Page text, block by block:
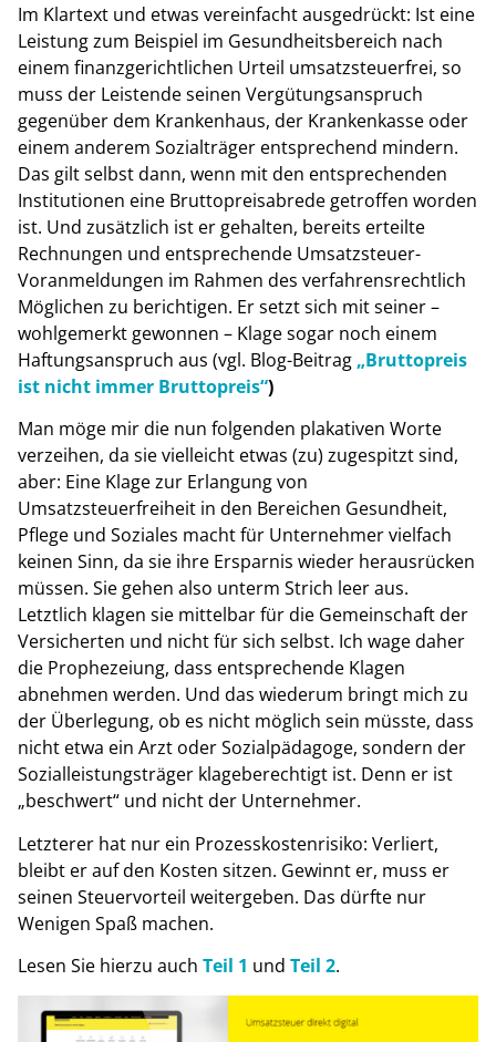
Im Klartext und etwas vereinfacht ausgedrückt: Ist eine
Leistung zum Beispiel im Gesundheitsbereich nach
einem finanzgerichtlichen Urteil umsatzsteuerfrei, so
muss der Leistende seinen Vergütungsanspruch
gegenüber dem Krankenhaus, der Krankenkasse oder
einem anderem Sozialträger entsprechend mindern.
Das gilt selbst dann, wenn mit den entsprechenden
Institutionen eine Bruttopreisabrede getroffen worden
ist. Und zusätzlich ist er gehalten, bereits erteilte
Rechnungen und entsprechende Umsatzsteuer-
Voranmeldungen im Rahmen des verfahrensrechtlich
Möglichen zu berichtigen. Er setzt sich mit seiner –
wohlgemerkt gewonnen – Klage sogar noch einem
Haftungsanspruch aus (vgl. Blog-Beitrag „Bruttopreis
ist nicht immer Bruttopreis“)
Man möge mir die nun folgenden plakativen Worte
verzeihen, da sie vielleicht etwas (zu) zugespitzt sind,
aber: Eine Klage zur Erlangung von
Umsatzsteuerfreiheit in den Bereichen Gesundheit,
Pflege und Soziales macht für Unternehmer vielfach
keinen Sinn, da sie ihre Ersparnis wieder herausrücken
müssen. Sie gehen also unterm Strich leer aus.
Letztlich klagen sie mittelbar für die Gemeinschaft der
Versicherten und nicht für sich selbst. Ich wage daher
die Prophezeiung, dass entsprechende Klagen
abnehmen werden. Und das wiederum bringt mich zu
der Überlegung, ob es nicht möglich sein müsste, dass
nicht etwa ein Arzt oder Sozialpädagoge, sondern der
Sozialleistungsträger klageberechtigt ist. Denn er ist
„beschwert“ und nicht der Unternehmer.
Letzterer hat nur ein Prozesskostenrisiko: Verliert,
bleibt er auf den Kosten sitzen. Gewinnt er, muss er
seinen Steuervorteil weitergeben. Das dürfte nur
Wenigen Spaß machen.
Lesen Sie hierzu auch Teil 1 und Teil 2.